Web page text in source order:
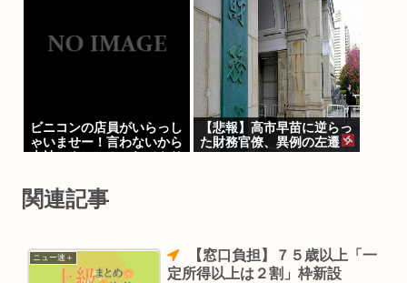
ビニコンの店員がいらっし
ゃいませー！言わないから
本社にクレームいれてやり
【悲報】高市早苗に逆らっ
た財務官僚、異例の左遷
www
関連記事
ニュー速＋
定所得以上は２割」枠新設